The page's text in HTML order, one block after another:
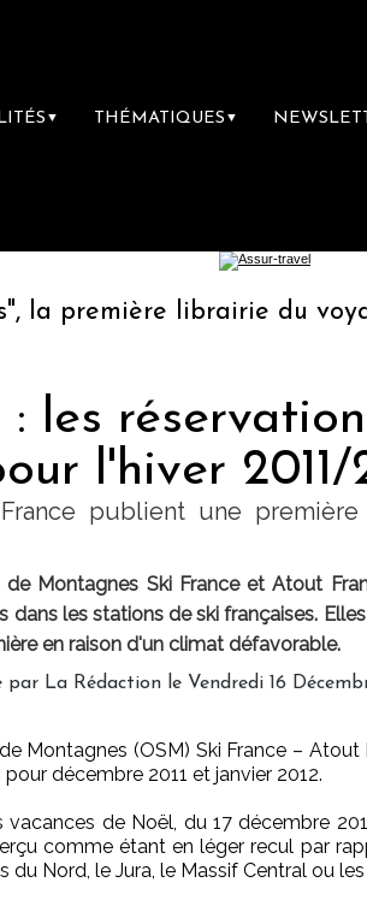
▼ THÉMATIQUES ▼
première librairie du voyage
les
l'hiver 2011/
publient une
Montagnes Ski France et Atout
dans les stations de ski françaises.
en raison d'un climat défavorable.
par La Rédaction le Vendredi 16
Montagnes (OSM) Ski France – Atout
décembre 2011 et janvier 2012.
de Noël, du 17 décembre
comme étant en léger recul par
Nord, le Jura, le Massif Central ou les